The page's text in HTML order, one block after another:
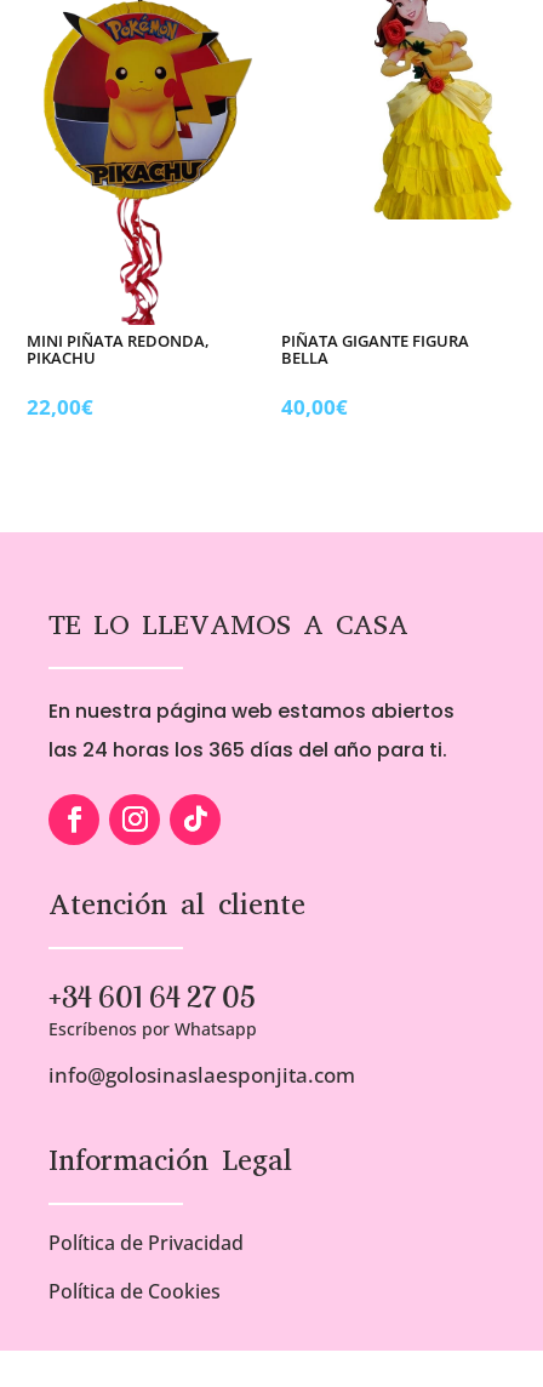
MINI PIÑATA REDONDA,
PIKACHU
22,00€
PIÑATA GIGANTE FIGURA
BELLA
40,00€
TE LO LLEVAMOS A CASA
En nuestra página web estamos abiertos
las 24 horas los 365 días del año para ti.
Atención al cliente
+34 601 64 27 05
Escríbenos por Whatsapp
info@golosinaslaesponjita.com
Información Legal
Política de Privacidad
Política de Cookies